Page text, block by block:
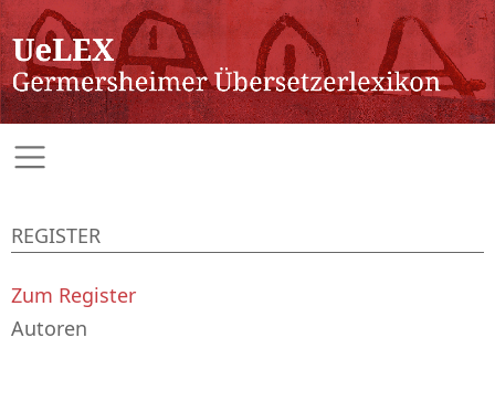
REGISTER
Zum Register
Autoren